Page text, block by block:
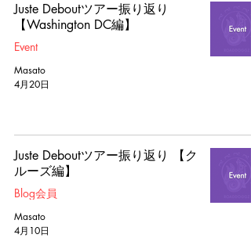
Juste Deboutツアー振り返り
【Washington DC編】
Event
Masato
4月20日
Juste Deboutツアー振り返り 【ク
ルーズ編】
Blog会員
Masato
4月10日